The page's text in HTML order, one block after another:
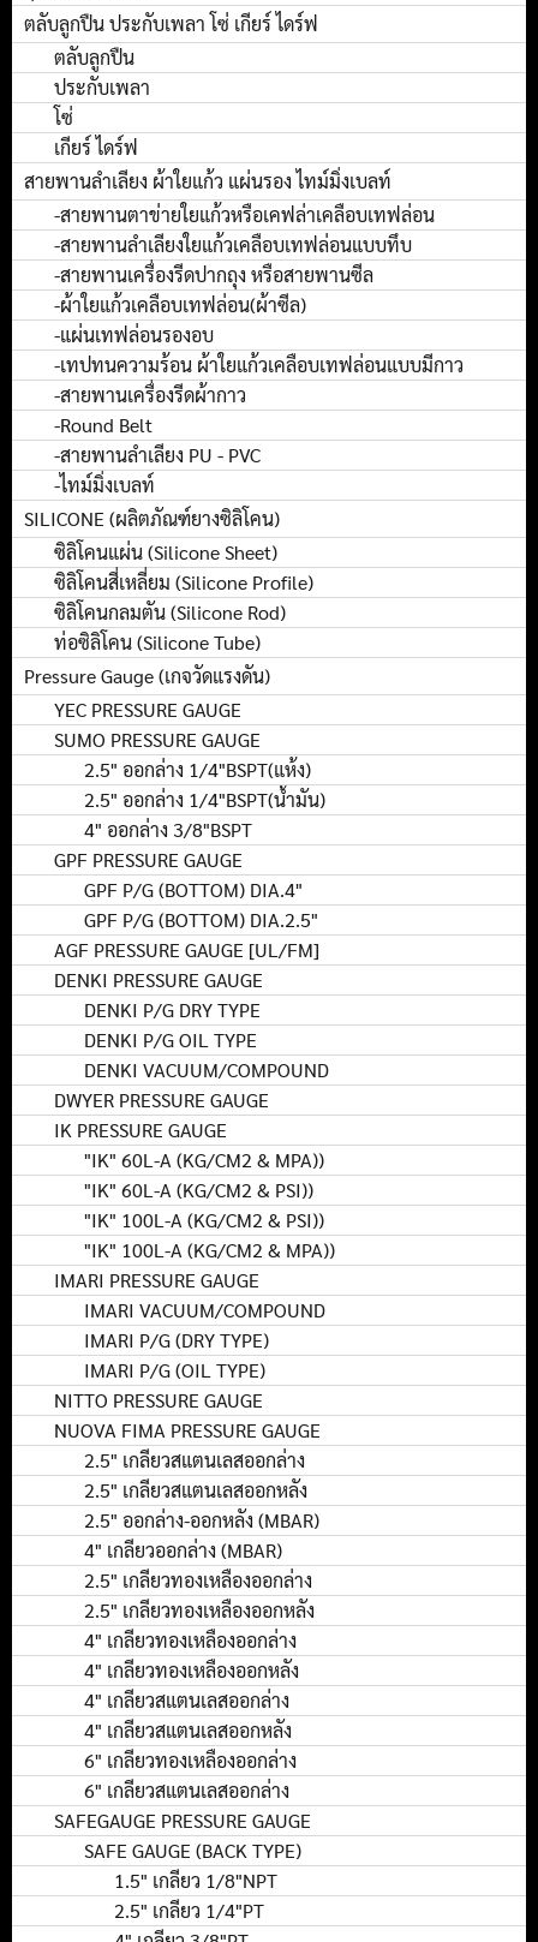
ตลับลูกปืน ประกับเพลา โซ่ เกียร์ ไดร์ฟ
ตลับลูกปืน
ประกับเพลา
โซ่
เกียร์ ไดร์ฟ
สายพานลำเลียง ผ้าใยแก้ว แผ่นรอง ไทม์มิ่งเบลท์
-สายพานตาข่ายใยแก้วหรือเคฟล่าเคลือบเทฟล่อน
-สายพานลำเลียงใยแก้วเคลือบเทฟล่อนแบบทึบ
-สายพานเครื่องรีดปากถุง หรือสายพานซีล
-ผ้าใยแก้วเคลือบเทฟล่อน(ผ้าซีล)
-แผ่นเทฟล่อนรองอบ
-เทปทนความร้อน ผ้าใยแก้วเคลือบเทฟล่อนแบบมีกาว
-สายพานเครื่องรีดผ้ากาว
-Round Belt
-สายพานลำเลียง PU - PVC
-ไทม์มิ่งเบลท์
SILICONE (ผลิตภัณฑ์ยางซิลิโคน)
ซิลิโคนแผ่น (Silicone Sheet)
ซิลิโคนสี่เหลี่ยม (Silicone Profile)
ซิลิโคนกลมตัน (Silicone Rod)
ท่อซิลิโคน (Silicone Tube)
Pressure Gauge (เกจวัดแรงดัน)
YEC PRESSURE GAUGE
SUMO PRESSURE GAUGE
2.5" ออกล่าง 1/4"BSPT(แห้ง)
2.5" ออกล่าง 1/4"BSPT(น้ำมัน)
4" ออกล่าง 3/8"BSPT
GPF PRESSURE GAUGE
GPF P/G (BOTTOM) DIA.4"
GPF P/G (BOTTOM) DIA.2.5"
AGF PRESSURE GAUGE [UL/FM]
DENKI PRESSURE GAUGE
DENKI P/G DRY TYPE
DENKI P/G OIL TYPE
DENKI VACUUM/COMPOUND
DWYER PRESSURE GAUGE
IK PRESSURE GAUGE
"IK" 60L-A (KG/CM2 & MPA))
"IK" 60L-A (KG/CM2 & PSI))
"IK" 100L-A (KG/CM2 & PSI))
"IK" 100L-A (KG/CM2 & MPA))
IMARI PRESSURE GAUGE
IMARI VACUUM/COMPOUND
IMARI P/G (DRY TYPE)
IMARI P/G (OIL TYPE)
NITTO PRESSURE GAUGE
NUOVA FIMA PRESSURE GAUGE
2.5" เกลียวสแตนเลสออกล่าง
2.5" เกลียวสแตนเลสออกหลัง
2.5" ออกล่าง-ออกหลัง (MBAR)
4" เกลียวออกล่าง (MBAR)
2.5" เกลียวทองเหลืองออกล่าง
2.5" เกลียวทองเหลืองออกหลัง
4" เกลียวทองเหลืองออกล่าง
4" เกลียวทองเหลืองออกหลัง
4" เกลียวสแตนเลสออกล่าง
4" เกลียวสแตนเลสออกหลัง
6" เกลียวทองเหลืองออกล่าง
6" เกลียวสแตนเลสออกล่าง
SAFEGAUGE PRESSURE GAUGE
SAFE GAUGE (BACK TYPE)
1.5" เกลียว 1/8"NPT
2.5" เกลียว 1/4"PT